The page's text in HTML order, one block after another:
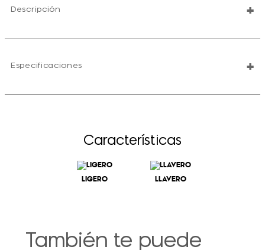
Descripción +
Especificaciones +
Características
LIGERO LLAVERO
También te puede